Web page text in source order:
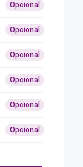
Opcional
Opcional
Opcional
Opcional
Opcional
Opcional